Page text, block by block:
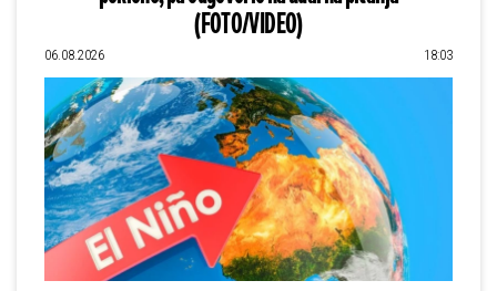
(FOTO/VIDEO)
06.08.2026 18:03